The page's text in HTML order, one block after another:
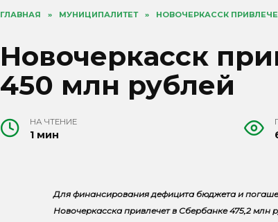
ГЛАВНАЯ » МУНИЦИПАЛИТЕТ » НОВОЧЕРКАССК
Новочеркасск
450 млн рублей
НА ЧТЕНИЕ
1 мин
Для финансирования дефицита бюджета и
Новочеркасска привлечет в Сбербанке 475,2 млн